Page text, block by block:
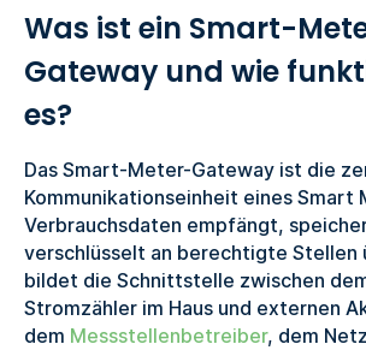
Was ist ein Smart-
Gateway und wie
es?
Das Smart-Meter-Gateway ist die
Kommunikationseinheit eines Smart
Verbrauchsdaten empfängt,
verschlüsselt an berechtigte Stellen
bildet die Schnittstelle zwischen
Stromzähler im Haus und externen
dem Messstellenbetreiber, dem